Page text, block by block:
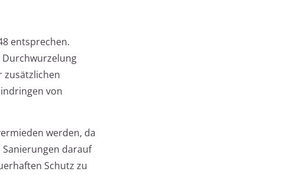
entsprechen.
zusätzlichen
von
werden, da
darauf
Schutz zu